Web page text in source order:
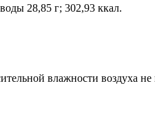
28,85 г; 302,93 ккал.
влажности воздуха